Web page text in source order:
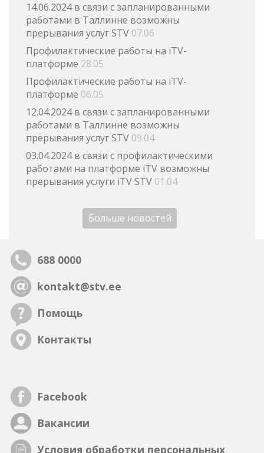
14.06.2024 в связи с запланированными
работами в Таллинне возможны
прерывания услуг STV 07.06
Профилактические работы на iTV-
платформе 28.05
Профилактические работы на iTV-
платформе 06.05
12.04.2024 в связи с запланированными
работами в Таллинне возможны
прерывания услуг STV 09.04
03.04.2024 в связи с профилактическими
работами на платформе iTV возможны
прерывания услуги iTV STV 01.04
Больше новостей
688 0000
kontakt@stv.ee
Помощь
Контакты
Facebook
Вакансии
Условия обработки персональных